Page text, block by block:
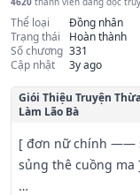
Thể loại
Đồng nhân
Trạng thái
Hoàn thành
Số chương 331
Cập nhật
3y ago
Giói Thiệu Truyện
Làm Lão Bà
[ đơn nữ chính ——
sủng thê cuồng ma